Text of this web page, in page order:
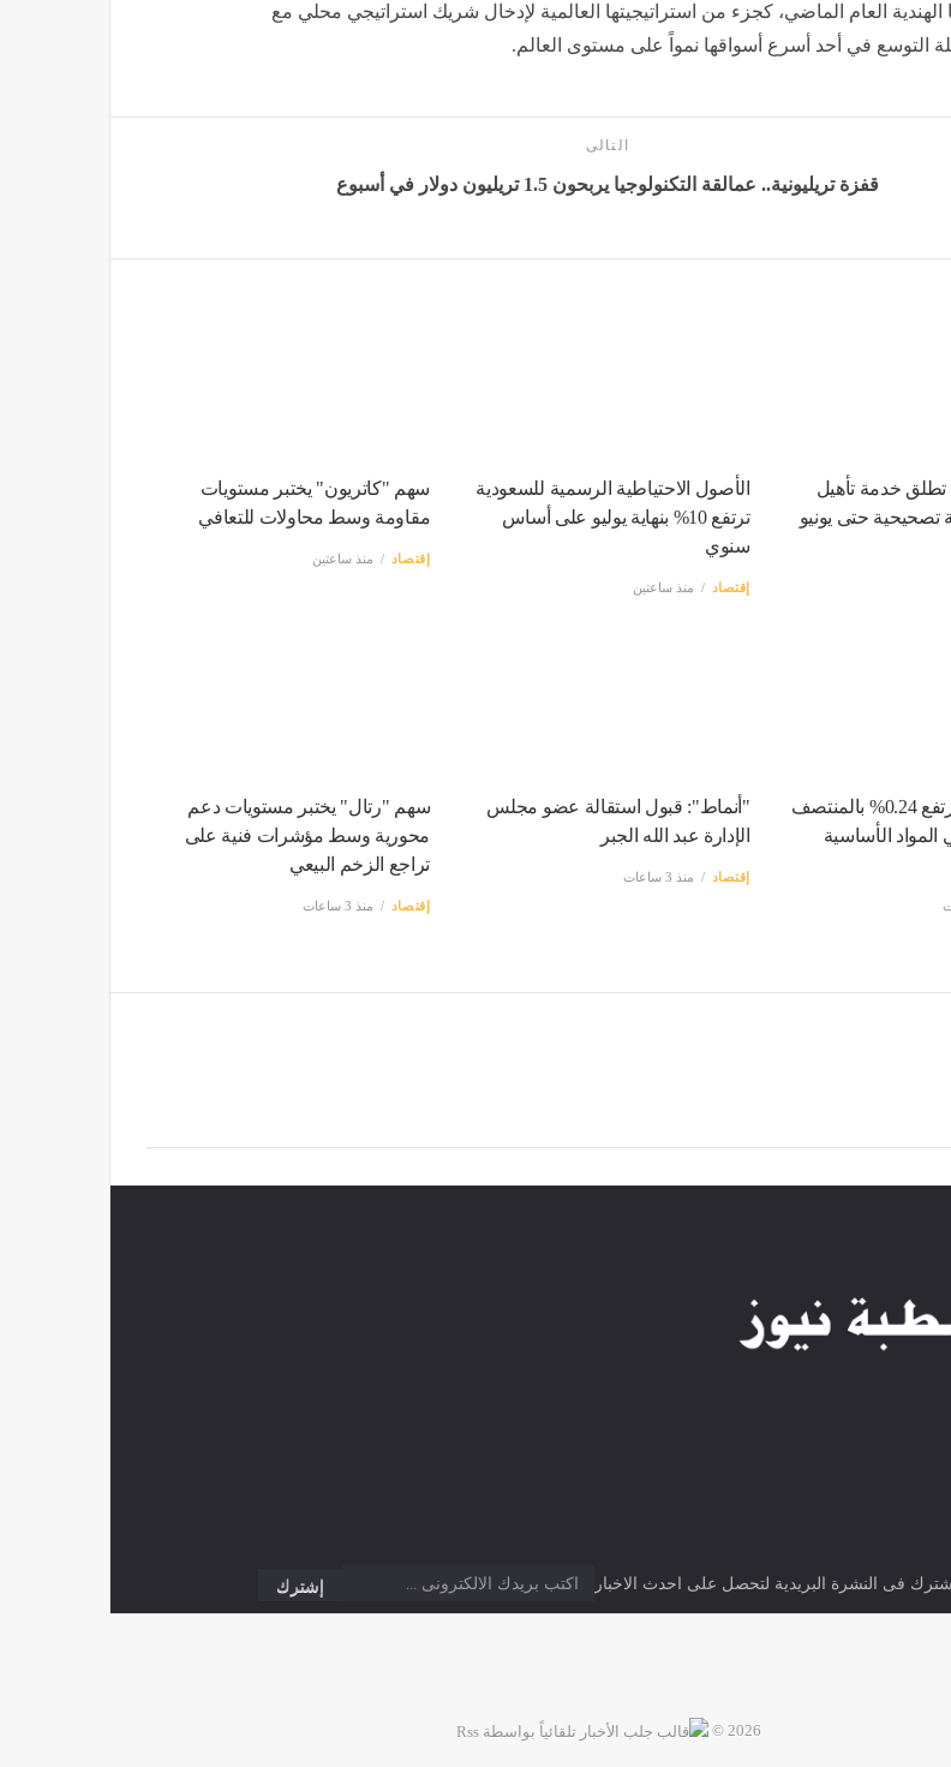
الهندية العام الماضي، كجزء من استراتيجيتها العالمية لإدخال شريك استراتيجي محلي مع
التوسع في أحد أسرع أسواقها نمواً على مستوى العالم.
التالى
قفزة تريليونية.. عمالقة التكنولوجيا يربحون 1.5 تريليون دولار في أسبوع
تطلق خدمة تأهيل
تصحيحية حتى يونيو
الأصول الاحتياطية الرسمية للسعودية
ترتفع 10% بنهاية يوليو على أساس
سنوي
إقتصاد منذ ساعتين
سهم "كاتريون" يختبر مستويات
مقاومة وسط محاولات للتعافي
إقتصاد منذ ساعتين
مؤشر "تاسي" يرتفع 0.24% بالمنتصف
الأساسية
"أنماط": قبول استقالة عضو مجلس
الإدارة عبد الله الجبر
إقتصاد منذ 3 ساعات
سهم "رتال" يختبر مستويات دعم
محورية وسط مؤشرات فنية على
تراجع الزخم البيعي
إقتصاد منذ 3 ساعات
فى النشرة البريدية لتحصل على احدث الاخبار
2026 ©